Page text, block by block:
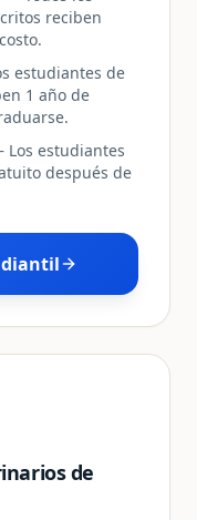
reciben
estudiantes de
1 año de
Los estudiantes
después de
de